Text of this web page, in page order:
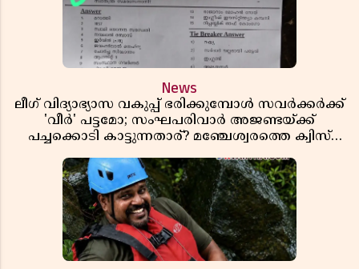
News
ലീഗ് വിദ്യാഭ്യാസ വകുപ്പ് ഭരിക്കുമ്പോൾ സവർക്കർക്ക്
'വീർ' പട്ടമോ; സംഘപരിവാർ അജണ്ടയ്ക്ക്
പച്ചക്കൊടി കാട്ടുന്നതാര്? മഞ്ചേശ്വരത്തെ ക്വിസ്